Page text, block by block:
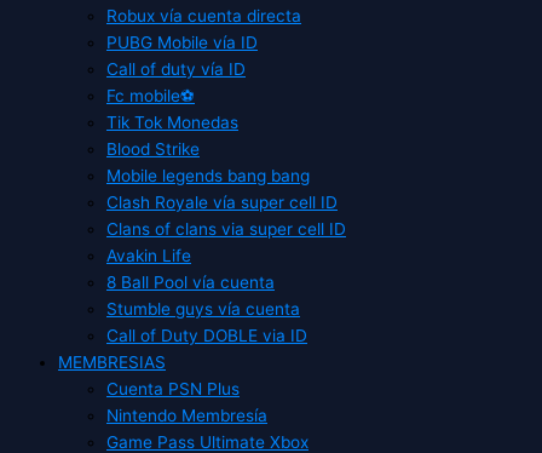
Robux vía cuenta directa
PUBG Mobile vía ID
Call of duty vía ID
Fc mobile⚽
Tik Tok Monedas
Blood Strike
Mobile legends bang bang
Clash Royale vía super cell ID
Clans of clans via super cell ID
Avakin Life
8 Ball Pool vía cuenta
Stumble guys vía cuenta
Call of Duty DOBLE via ID
MEMBRESIAS
Cuenta PSN Plus
Nintendo Membresía
Game Pass Ultimate Xbox